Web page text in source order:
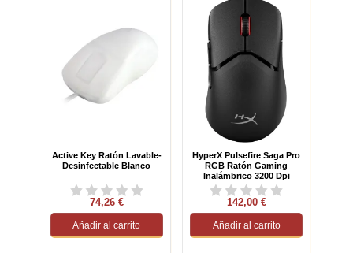
Active Key Ratón Lavable-
Desinfectable Blanco
74,26 €
Añadir al carrito
HyperX Pulsefire Saga Pro
RGB Ratón Gaming
Inalámbrico 3200 Dpi
Negro
142,00 €
Añadir al carrito